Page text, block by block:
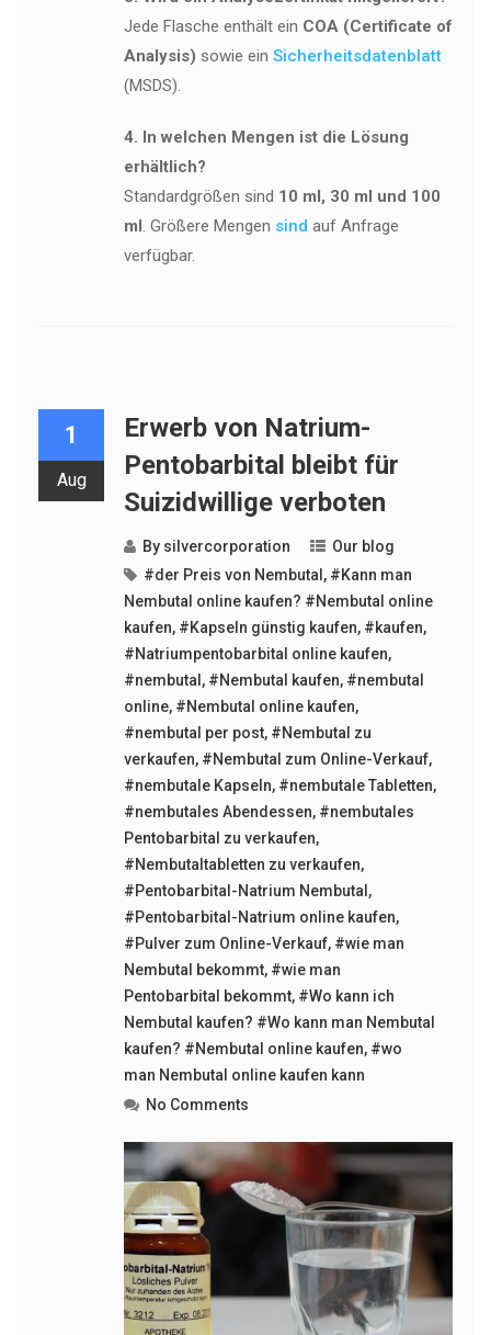
Jede Flasche enthält ein COA (Certificate of
Analysis) sowie ein Sicherheitsdatenblatt
(MSDS).
4. In welchen Mengen ist die Lösung
erhältlich?
Standardgrößen sind 10 ml, 30 ml und 100
ml. Größere Mengen sind auf Anfrage
verfügbar.
1
Aug
Erwerb von Natrium-
Pentobarbital bleibt für
Suizidwillige verboten
By silvercorporation
Our blog
#der Preis von Nembutal , #Kann man
Nembutal online kaufen? #Nembutal online
kaufen, #Kapseln günstig kaufen, #kaufen,
#Natriumpentobarbital online kaufen,
#nembutal , #Nembutal kaufen, #nembutal
online, #Nembutal online kaufen,
#nembutal per post, #Nembutal zu
verkaufen, #Nembutal zum Online-Verkauf,
#nembutale Kapseln, #nembutale Tabletten,
#nembutales Abendessen, #nembutales
Pentobarbital zu verkaufen,
#Nembutaltabletten zu verkaufen,
#Pentobarbital-Natrium Nembutal ,
#Pentobarbital-Natrium online kaufen,
#Pulver zum Online-Verkauf, #wie man
Nembutal bekommt, #wie man
Pentobarbital bekommt, #Wo kann ich
Nembutal kaufen? #Wo kann man Nembutal
kaufen? #Nembutal online kaufen, #wo
man Nembutal online kaufen kann
No Comments